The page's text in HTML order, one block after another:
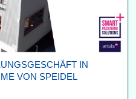
IN
VON SPEIDEL